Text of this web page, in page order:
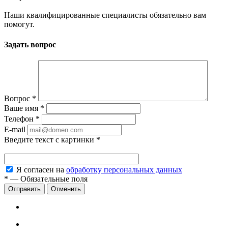
Наши квалифицированные специалисты обязательно вам
помогут.
Задать вопрос
Вопрос *
Ваше имя *
Телефон *
E-mail
Введите текст с картинки *
Я согласен на обработку персональных данных
* — Обязательные поля
Отменить